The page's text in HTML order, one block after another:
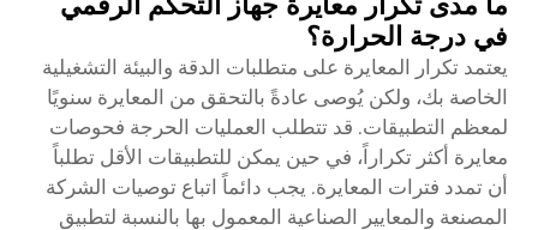
في درجة الحرارة؟
يعتمد تكرار المعايرة على متطلبات الدقة والبيئة التشغيلية
الخاصة بك، ولكن يُوصى عادةً بالتحقق من المعايرة سنويًا
لمعظم التطبيقات. قد تتطلب العمليات الحرجة فحوصات
معايرة أكثر تكراراً، في حين يمكن للتطبيقات الأقل تطلباً
أن تمدد فترات المعايرة. يجب دائماً اتباع توصيات الشركة
المصنعة والمعايير الصناعية المعمول بها بالنسبة لتطبيق